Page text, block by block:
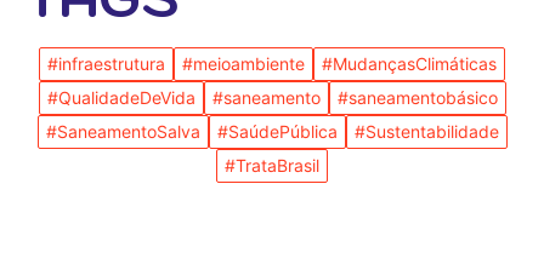
#infraestrutura #meioambiente
#MudançasClimáticas
#QualidadeDeVida
#saneamento
#saneamentobásico
#SaneamentoSalva
#SaúdePública
#Sustentabilidade
#TrataBrasil